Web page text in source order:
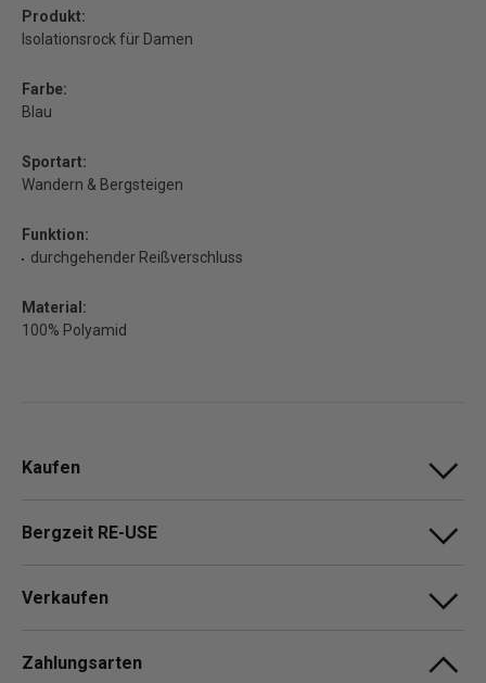
Produkt:
Isolationsrock für Damen
Farbe:
Blau
Sportart:
Wandern & Bergsteigen
Funktion:
durchgehender Reißverschluss
Material:
100% Polyamid
Kaufen
Bergzeit RE-USE
Verkaufen
Zahlungsarten